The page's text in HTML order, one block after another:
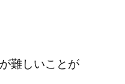
難しいことが